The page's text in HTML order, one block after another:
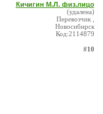
Кичигин М.Л. физ.лицо
(удалена)
Перевозчик ,
Новосибирск
Код:2114879
#10